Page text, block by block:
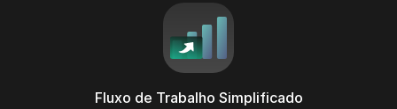
Fluxo de Trabalho Simplificado